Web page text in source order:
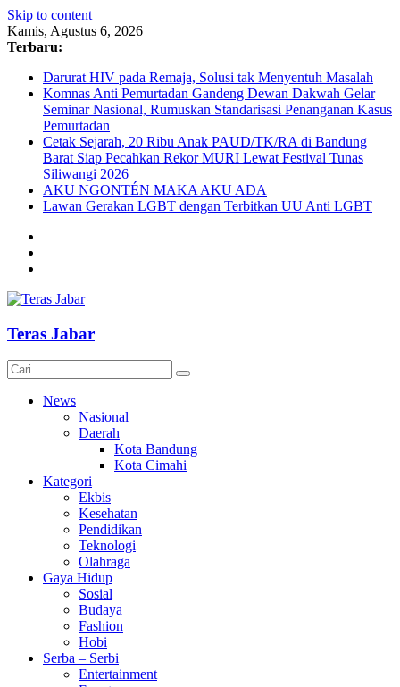
Skip to content
Kamis, Agustus 6, 2026
Terbaru:
Darurat HIV pada Remaja, Solusi tak Menyentuh Masalah
Komnas Anti Pemurtadan Gandeng Dewan Dakwah Gelar
Seminar Nasional, Rumuskan Standarisasi Penanganan Kasus
Pemurtadan
Cetak Sejarah, 20 Ribu Anak PAUD/TK/RA di Bandung
Barat Siap Pecahkan Rekor MURI Lewat Festival Tunas
Siliwangi 2026
AKU NGONTÉN MAKA AKU ADA
Lawan Gerakan LGBT dengan Terbitkan UU Anti LGBT
Teras Jabar
News
Nasional
Daerah
Kota Bandung
Kota Cimahi
Kategori
Ekbis
Kesehatan
Pendidikan
Teknologi
Olahraga
Gaya Hidup
Sosial
Budaya
Fashion
Hobi
Serba – Serbi
Entertainment